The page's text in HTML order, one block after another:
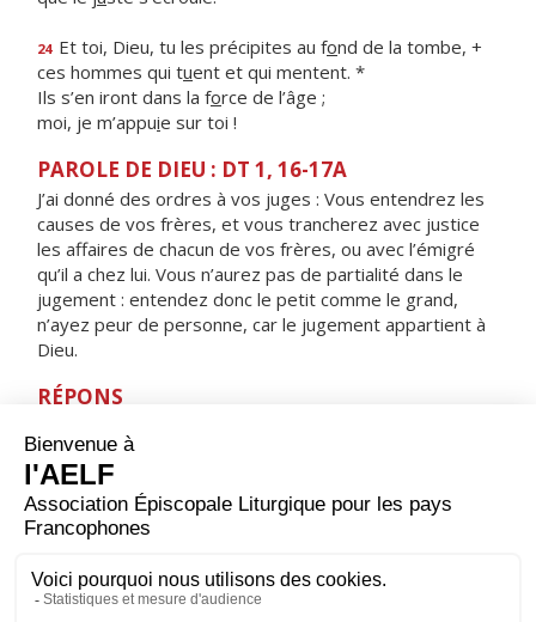
24 Et toi, Dieu, tu les précipites au fond de la tombe, +
ces hommes qui tuent et qui mentent. *
Ils s’en iront dans la force de l’âge ;
moi, je m’appuie sur toi !
PAROLE DE DIEU : DT 1, 16-17A
J’ai donné des ordres à vos juges : Vous entendrez les
causes de vos frères, et vous trancherez avec justice
les affaires de chacun de vos frères, ou avec l’émigré
qu’il a chez lui. Vous n’aurez pas de partialité dans le
jugement : entendez donc le petit comme le grand,
n’ayez peur de personne, car le jugement appartient à
Dieu.
RÉPONS
Les hommes droits le verront face à face.
ORAISON
Dieu, qui as révélé au monde que les artisans de paix
cette justice qui seule peut garantir aux hommes une
paix solide et durable.